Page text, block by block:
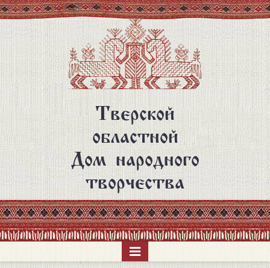
Перейти
к
основному
содержанию
Тверской
областной
Дом народного
творчества